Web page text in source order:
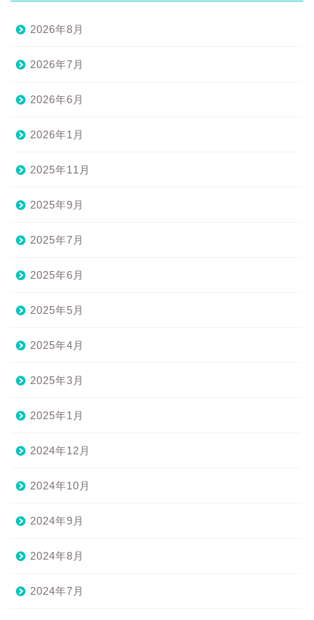
2026年8月
2026年7月
2026年6月
2026年1月
2025年11月
2025年9月
2025年7月
2025年6月
2025年5月
2025年4月
2025年3月
2025年1月
2024年12月
2024年10月
2024年9月
2024年8月
2024年7月